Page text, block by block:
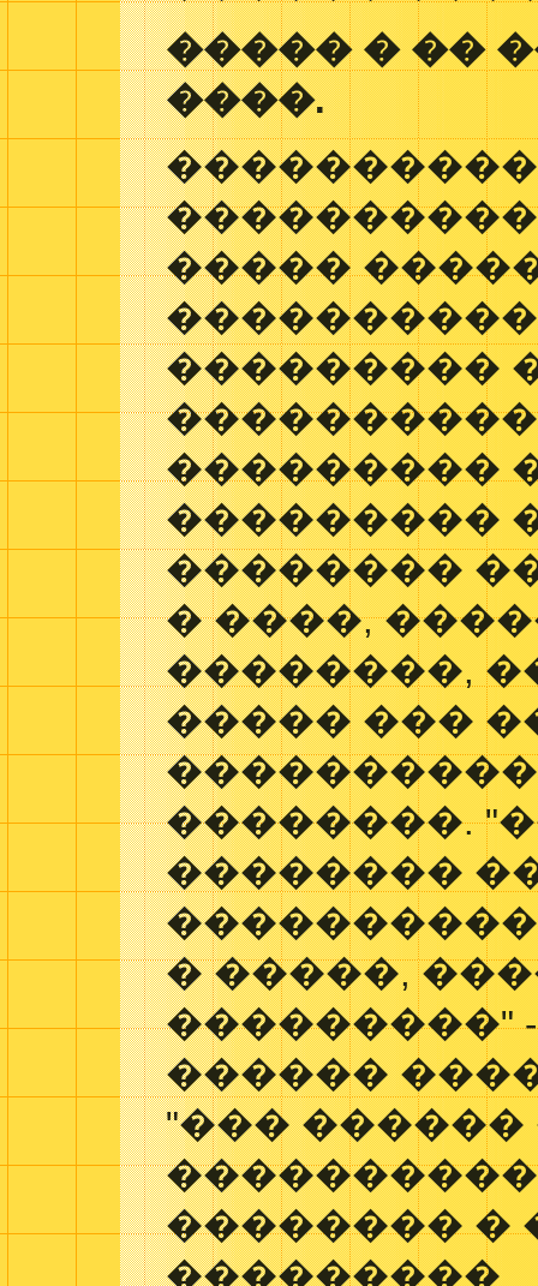
����� � ��
����.
����������
�����
���������
���������
���������
��������
� ����,
��������,
����� ���
��������.
��������
� �����,
���������"
������
"���
�������� �
���������